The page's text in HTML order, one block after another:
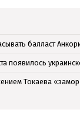
балласт
появилось
Токаева